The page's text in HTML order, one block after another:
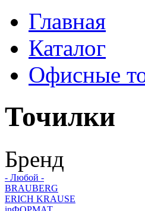
Главная
Каталог
Офисные
Точилки
Бренд
- Любой -
BRAUBERG
ERICH KRAUSE